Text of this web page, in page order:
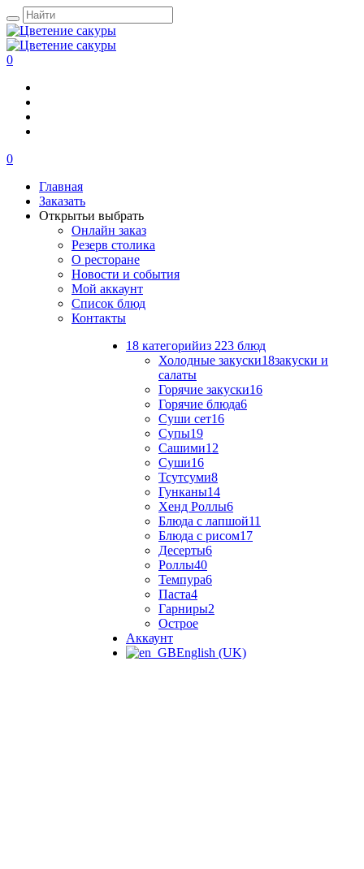
0
0
Главная
Заказать
Открытьи выбрать
Онлайн заказ
Резерв столика
О ресторане
Новости и события
Мой аккаунт
Список блюд
Контакты
18 категорийиз 223 блюд
Холодные закуски18закуски и
салаты
Горячие закуски16
Горячие блюда6
Суши сет16
Супы19
Сашими12
Суши16
Тсутсуми8
Гунканы14
Хенд Роллы6
Блюда с лапшой11
Блюда с рисом17
Десерты6
Роллы40
Темпура6
Паста4
Гарниры2
Острое
Аккаунт
English (UK)